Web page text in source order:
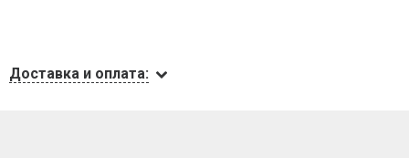
Доставка и оплата: